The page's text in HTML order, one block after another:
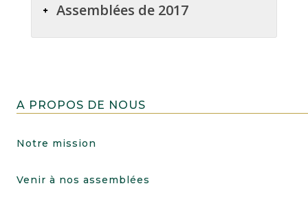
Assemblées de 2017
A PROPOS DE NOUS
Notre mission
Venir à nos assemblées